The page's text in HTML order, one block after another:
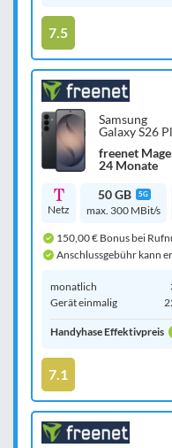
7.5
Samsung
Galaxy S26
freenet
24 Monate
Netz
50 GB 5G
max. 300 MBit/s
150,00 € Bonus bei
Anschlussgebühr kann
monatlich
Gerät einmalig
Handyhase Effektivpreis
7.1